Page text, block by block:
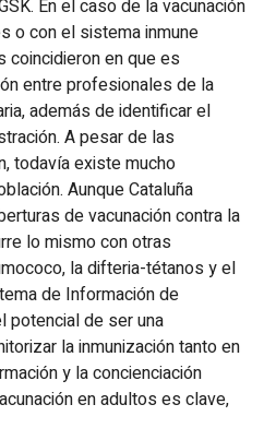
En el caso de la vacunación
o con el sistema inmune
en que es
entre profesionales de la
además de identificar el
A pesar de las
todavía existe mucho
Aunque Cataluña
de vacunación contra la
lo mismo con otras
la difteria-tétanos y el
de Información de
potencial de ser una
la inmunización tanto en
y la concienciación
en adultos es clave,